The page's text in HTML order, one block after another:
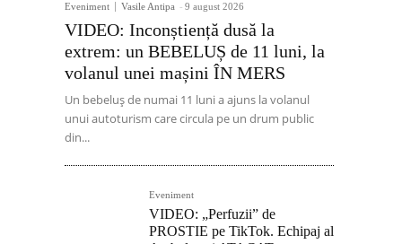
Eveniment Vasile Antipa - 9 august 2026
VIDEO: Inconștiență dusă la
extrem: un BEBELUȘ de 11 luni, la
volanul unei mașini ÎN MERS
Un bebeluș de numai 11 luni a ajuns la volanul
unui autoturism care circula pe un drum public
din...
Eveniment
VIDEO: „Perfuzii” de
PROSTIE pe TikTok. Echipaj al